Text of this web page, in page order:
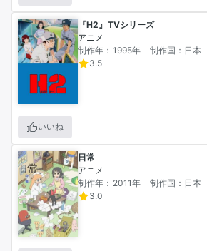
『H2』TVシリーズ
アニメ
制作年：1995年
制作国：日本
3.5
いいね
日常
アニメ
制作年：2011年
制作国：日本
3.0